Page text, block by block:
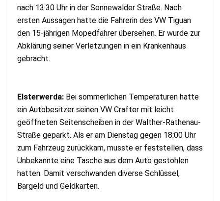
nach 13:30 Uhr in der Sonnewalder Straße. Nach
ersten Aussagen hatte die Fahrerin des VW Tiguan
den 15-jährigen Mopedfahrer übersehen. Er wurde zur
Abklärung seiner Verletzungen in ein Krankenhaus
gebracht.
Elsterwerda: Bei sommerlichen Temperaturen hatte
ein Autobesitzer seinen VW Crafter mit leicht
geöffneten Seitenscheiben in der Walther-Rathenau-
Straße geparkt. Als er am Dienstag gegen 18:00 Uhr
zum Fahrzeug zurückkam, musste er feststellen, dass
Unbekannte eine Tasche aus dem Auto gestohlen
hatten. Damit verschwanden diverse Schlüssel,
Bargeld und Geldkarten.